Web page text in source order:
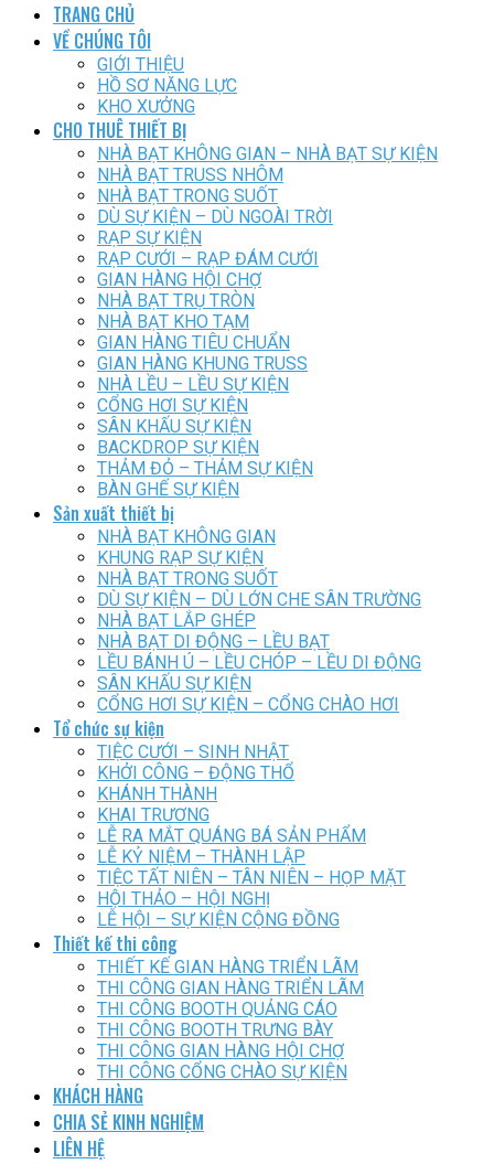
TRANG CHỦ
VỀ CHÚNG TÔI
GIỚI THIỆU
HỒ SƠ NĂNG LỰC
KHO XƯỞNG
CHO THUÊ THIẾT BỊ
NHÀ BẠT KHÔNG GIAN – NHÀ BẠT SỰ KIỆN
NHÀ BẠT TRUSS NHÔM
NHÀ BẠT TRONG SUỐT
DÙ SỰ KIỆN – DÙ NGOÀI TRỜI
RẠP SỰ KIỆN
RẠP CƯỚI – RẠP ĐÁM CƯỚI
GIAN HÀNG HỘI CHỢ
NHÀ BẠT TRỤ TRÒN
NHÀ BẠT KHO TẠM
GIAN HÀNG TIÊU CHUẨN
GIAN HÀNG KHUNG TRUSS
NHÀ LỀU – LỀU SỰ KIỆN
CỔNG HƠI SỰ KIỆN
SÂN KHẤU SỰ KIỆN
BACKDROP SỰ KIỆN
THẢM ĐỎ – THẢM SỰ KIỆN
BÀN GHẾ SỰ KIỆN
Sản xuất thiết bị
NHÀ BẠT KHÔNG GIAN
KHUNG RẠP SỰ KIỆN
NHÀ BẠT TRONG SUỐT
DÙ SỰ KIỆN – DÙ LỚN CHE SÂN TRƯỜNG
NHÀ BẠT LẮP GHÉP
NHÀ BẠT DI ĐỘNG – LỀU BẠT
LỀU BÁNH Ú – LỀU CHÓP – LỀU DI ĐỘNG
SÂN KHẤU SỰ KIỆN
CỔNG HƠI SỰ KIỆN – CỔNG CHÀO HƠI
Tổ chức sự kiện
TIỆC CƯỚI – SINH NHẬT
KHỞI CÔNG – ĐỘNG THỔ
KHÁNH THÀNH
KHAI TRƯƠNG
LỄ RA MẮT QUÁNG BÁ SẢN PHẨM
LỄ KỶ NIỆM – THÀNH LẬP
TIỆC TẤT NIÊN – TÂN NIÊN – HỌP MẶT
HỘI THẢO – HỘI NGHỊ
LỄ HỘI – SỰ KIỆN CỘNG ĐỒNG
Thiết kế thi công
THIẾT KẾ GIAN HÀNG TRIỂN LÃM
THI CÔNG GIAN HÀNG TRIỂN LÃM
THI CÔNG BOOTH QUẢNG CÁO
THI CÔNG BOOTH TRƯNG BÀY
THI CÔNG GIAN HÀNG HỘI CHỢ
THI CÔNG CỔNG CHÀO SỰ KIỆN
KHÁCH HÀNG
CHIA SẺ KINH NGHIỆM
LIÊN HỆ